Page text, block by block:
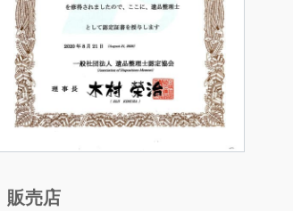
販売店